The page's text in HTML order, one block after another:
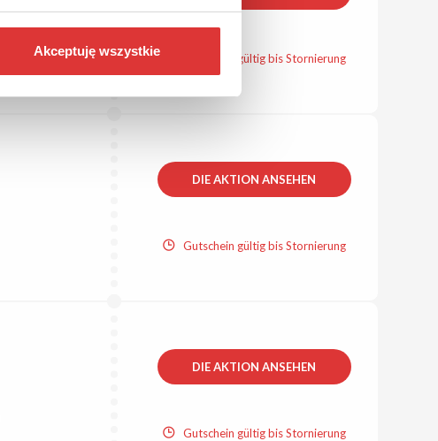
Akceptuję wszystkie Gutschein gültig bis Stornierung
DIE AKTION ANSEHEN
Gutschein gültig bis Stornierung
DIE AKTION ANSEHEN
Gutschein gültig bis Stornierung